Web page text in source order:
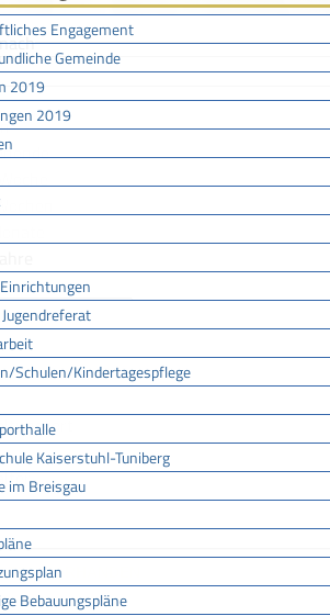
Engagement
Gemeinde
2019
2019
Schulen/Kindertagespflege
Kaiserstuhl-Tuniberg
im Breisgau
Bebauungspläne
VORHANDEN